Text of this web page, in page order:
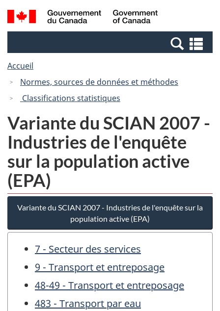
Passer
au
Passer
à
Canada
Recherche
et
et
Accueil
Normes, sources de données et méthodes
Classifications statistiques
Variante du SCIAN 2007 -
Industries de l'enquête
sur la population active
(EPA)
Variante du SCIAN 2007 - Industries de l'enquête sur la
population active (EPA)
7 - Secteur des services
9 - Transport et entreposage
48-49 - Transport et entreposage
483 - Transport par eau